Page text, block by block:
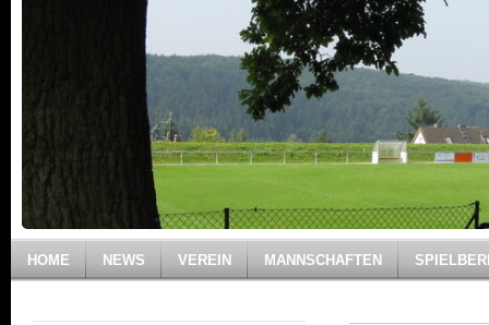
HOME NEWS VEREIN MANNSCHAFTEN